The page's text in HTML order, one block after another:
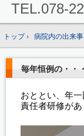
TEL.078-
トップ› 病院内の出来事
毎年恒例の・・・
おととい、年
責任者研修があ